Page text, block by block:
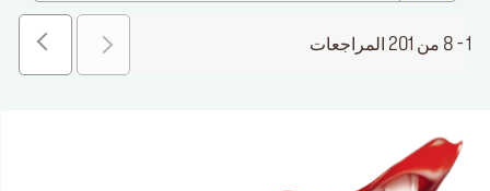
1 - 8 من 201 المراجعات